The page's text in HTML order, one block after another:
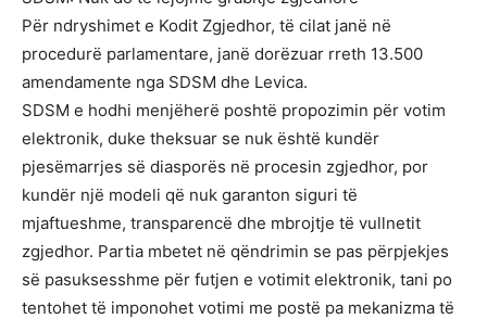
Për ndryshimet e Kodit Zgjedhor, të cilat janë në
procedurë parlamentare, janë dorëzuar rreth 13.500
amendamente nga SDSM dhe Levica.
SDSM e hodhi menjëherë poshtë propozimin për votim
elektronik, duke theksuar se nuk është kundër
pjesëmarrjes së diasporës në procesin zgjedhor, por
kundër një modeli që nuk garanton siguri të
mjaftueshme, transparencë dhe mbrojtje të vullnetit
zgjedhor. Partia mbetet në qëndrimin se pas përpjekjes
së pasuksesshme për futjen e votimit elektronik, tani po
tentohet të imponohet votimi me postë pa mekanizma të